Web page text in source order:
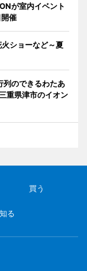
が室内イベント
催
火ショーなど～夏
列のできるわたあ
重県津市のイオン
買う
る